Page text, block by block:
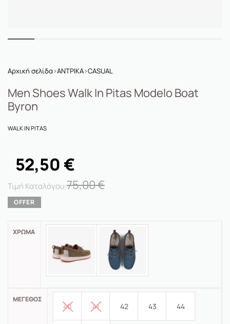
Αρχική σελίδα›ΑΝΤΡΙΚΑ›CASUAL
Men Shoes Walk In Pitas Modelo Boat
Byron
WALK IN PITAS
75,00€
52,50 €
ΧΡΏΜΑ
ΜΈΓΕΘΟΣ
40 41 42 43 44